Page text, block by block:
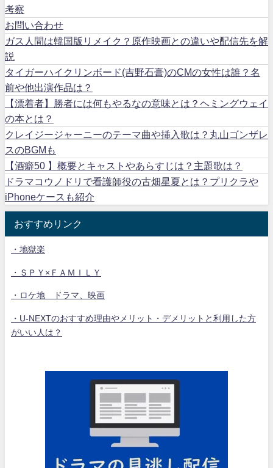
考察
お問い合わせ
ガス人間は韓国版リメイク？原作映画との違いや配信先を解
説
タイガーハイクリンボード(吉野石膏)のCMの女性は誰？名
前や他出演作品は？
【漂着者】勝者には何もやるなの意味とは？ヘミングウェイ
の本とは？
クレイジージャーニーのテーマ曲や挿入歌は？丸山ゴンザレ
スのBGMも
【酒癖50 】概要とキャストやあらすじは？主題歌は？
ドラマコウノドリで看護師役の古畑星夏とは？プリクラや
iPhoneケースも紹介
おすすめリンク
・地獄楽
・ＳＰＹ×ＦＡＭＩＬＹ
・ロケ地 ドラマ、映画
・U-NEXTのおすすめ理由やメリット・デメリットと利用した方
がいい人は？